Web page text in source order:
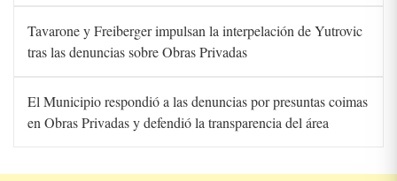
Tavarone y Freiberger impulsan la interpelación de Yutrovic
tras las denuncias sobre Obras Privadas
El Municipio respondió a las denuncias por presuntas coimas
en Obras Privadas y defendió la transparencia del área